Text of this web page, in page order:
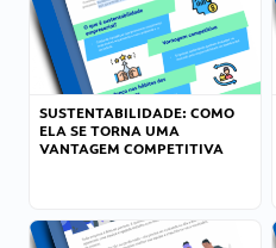
SUSTENTABILIDADE: COMO
ELA SE TORNA UMA
VANTAGEM COMPETITIVA